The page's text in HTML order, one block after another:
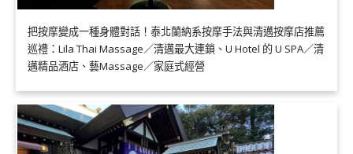
把按摩變成一種身體對話！泰北蘭納系按摩手法與清邁按摩店推薦
巡禮：Lila Thai Massage／清邁最大連鎖、U Hotel 的 U SPA／清
邁精品酒店、藝Massage／家庭式經營